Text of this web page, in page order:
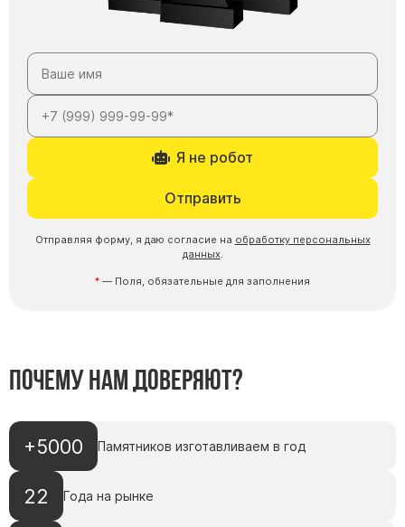
Я не робот
Отправить
Отправляя форму, я даю согласие на обработку персональных
данных.
— Поля, обязательные для заполнения
Почему нам доверяют?
+5000 Памятников изготавливаем в год
22 Года на рынке